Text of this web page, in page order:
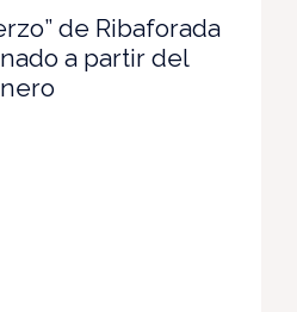
de Ribaforada
a partir del